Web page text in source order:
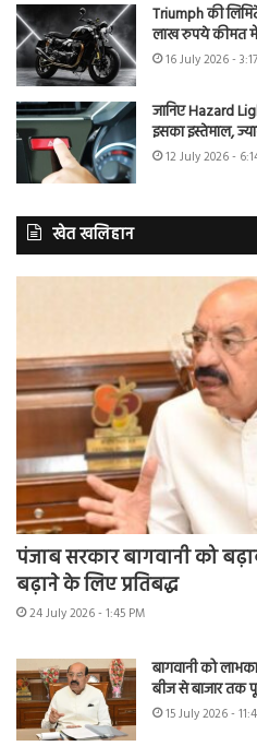
Triumph की
लाख रुपये कीमत में
16 July 2026 -
जानिए Hazard
इसका इस्तेमाल,
12 July 2026 -
खेत खलिहान
पंजाब सरकार बागवानी को
बढ़ाने के लिए प्रतिबद्ध
24 July 2026 - 1:45 PM
बागवानी को
बीज से बाजार तक
15 July 2026 -